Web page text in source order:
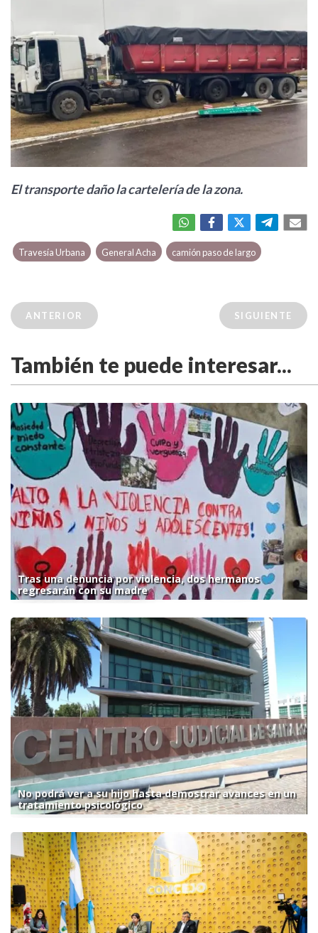
El transporte daño la cartelería de la zona.
Travesía Urbana General Acha camión paso de largo
ANTERIOR SIGUIENTE
También te puede interesar...
Tras una denuncia por violencia, dos hermanos
regresarán con su madre
No podrá ver a su hijo hasta demostrar avances en un
tratamiento psicológico